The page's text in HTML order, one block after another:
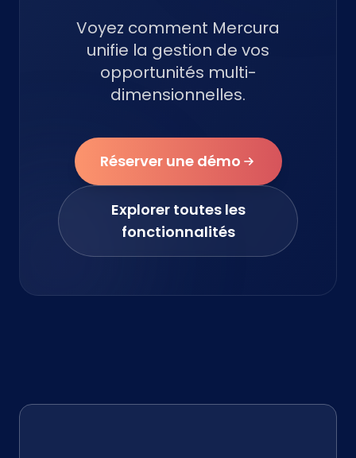
Voyez comment Mercura
unifie la gestion de vos
opportunités multi-
dimensionnelles.
Réserver une démo
Explorer toutes les
fonctionnalités